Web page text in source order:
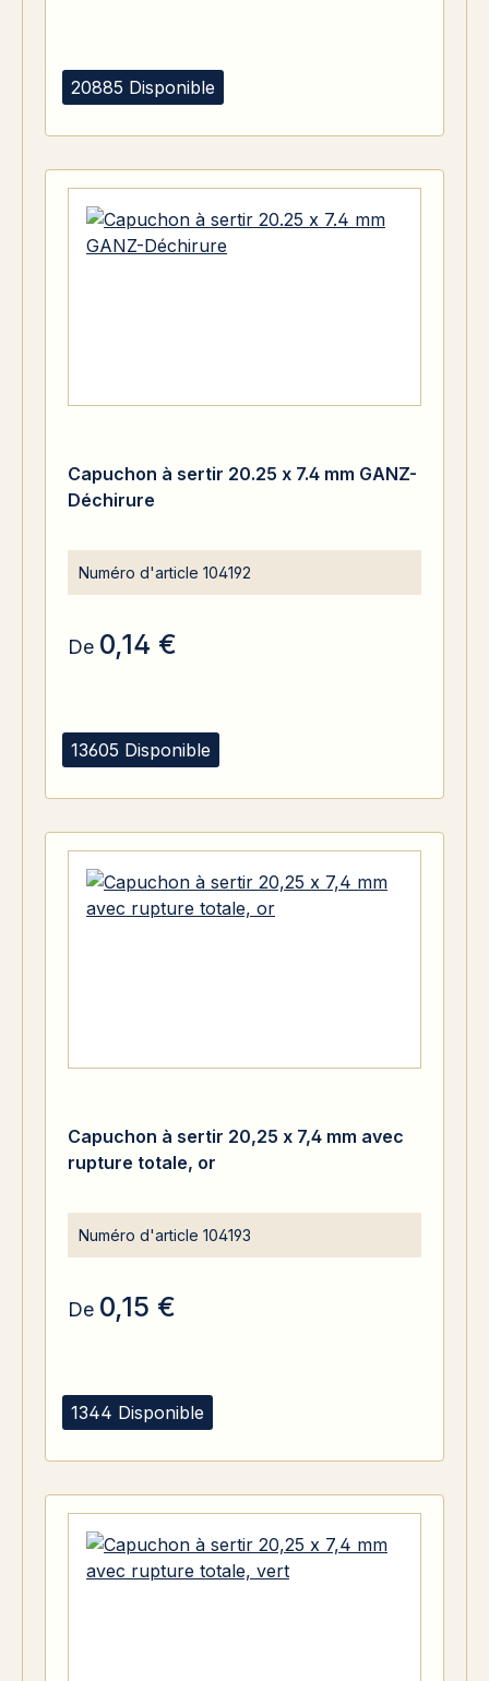
20885 Disponible
13605 Disponible
Capuchon à sertir 20.25 x 7.4 mm GANZ-
Déchirure
Numéro d'article 104192
De 0,14 €
1344 Disponible
Capuchon à sertir 20,25 x 7,4 mm avec
rupture totale, or
Numéro d'article 104193
De 0,15 €